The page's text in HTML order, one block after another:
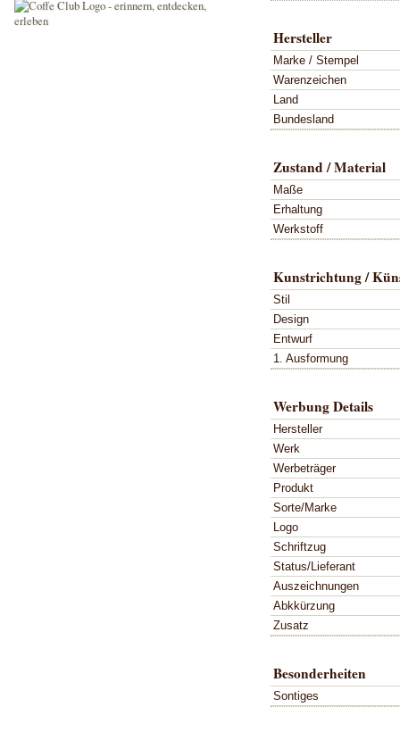
Hersteller
Marke / Stempel
Warenzeichen
Land
Bundesland
Zustand / Material
Maße
Erhaltung
Werkstoff
Kunstrichtung /
Stil
Design
Entwurf
1. Ausformung
Werbung Details
Hersteller
Werk
Werbeträger
Produkt
Sorte/Marke
Logo
Schriftzug
Status/Lieferant
Auszeichnungen
Abkkürzung
Zusatz
Besonderheiten
Sontiges